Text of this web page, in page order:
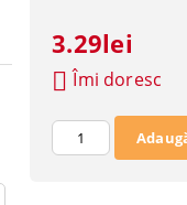
3.29lei
Îmi doresc